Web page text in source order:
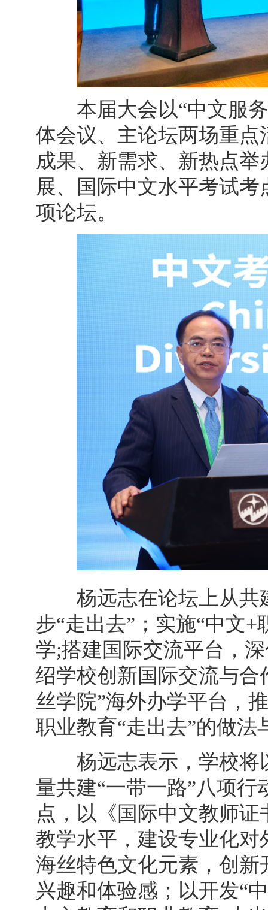
本届大会以“中文服务
体会议、主论坛两场重
成果、新需求、新热点
展、国际中文水平考试
项论坛。
杨远志在论坛上从共
步“走出去”；实施“中文
学;搭建国际交流平台，
绍学校创新国际交流与合
丝学院”海外办学平台，
职业教育“走出去”的做法
杨远志表示，学校将
量共建“一带一路”八项
点，以《国际中文教师
教学水平，建设专业化
海丝特色文化元素，创
兴趣和体验感；以开发“